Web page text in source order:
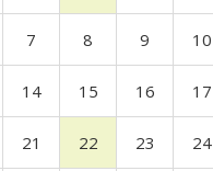
7 8 9 10
14 15 16 17
21 22 23 24